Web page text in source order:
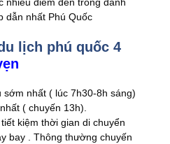
dẫn nhất Phú Quốc
lịch phú quốc 4
sớm nhất ( lúc 7h30-8h sáng)
( chuyến 13h).
kiệm thời gian di chuyển
bay . Thông thường chuyến